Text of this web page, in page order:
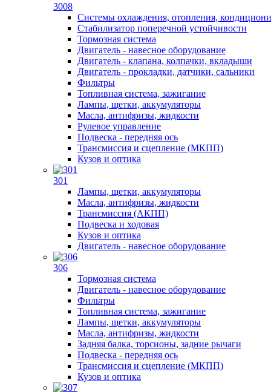
3008
Системы охлаждения, отопления,
Стабилизатор поперечной устойчивости
Тормозная система
Двигатель - навесное оборудование
Двигатель - клапана, колпачки, вкладыши
Двигатель - прокладки, датчики, сальники
Фильтры
Топливная система, зажигание
Лампы, щетки, аккумуляторы
Масла, антифризы, жидкости
Рулевое управление
Подвеска - передняя ось
Трансмиссия и сцепление (МКПП)
Кузов и оптика
301
Лампы, щетки, аккумуляторы
Масла, антифризы, жидкости
Трансмиссия (АКПП)
Подвеска и ходовая
Кузов и оптика
Двигатель - навесное оборудование
306
Тормозная система
Двигатель - навесное оборудование
Фильтры
Топливная система, зажигание
Лампы, щетки, аккумуляторы
Масла, антифризы, жидкости
Задняя балка, торсионы, задние рычаги
Подвеска - передняя ось
Трансмиссия и сцепление (МКПП)
Кузов и оптика